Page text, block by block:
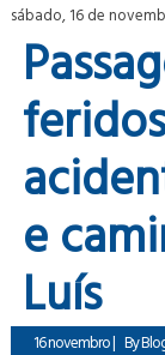
sábado, 16 de
e
Luís
16 novembro| By